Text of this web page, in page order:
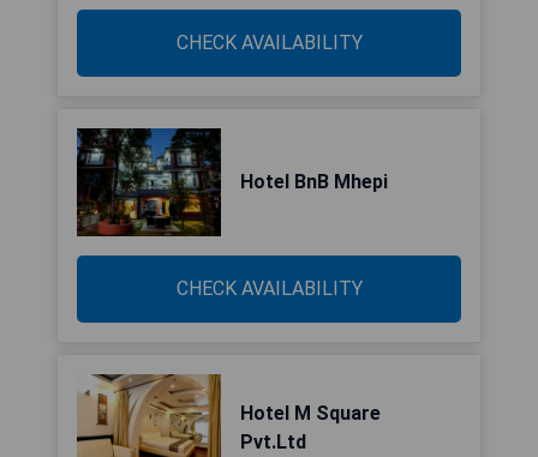
CHECK AVAILABILITY
Hotel BnB Mhepi
CHECK AVAILABILITY
Hotel M Square
Pvt.Ltd